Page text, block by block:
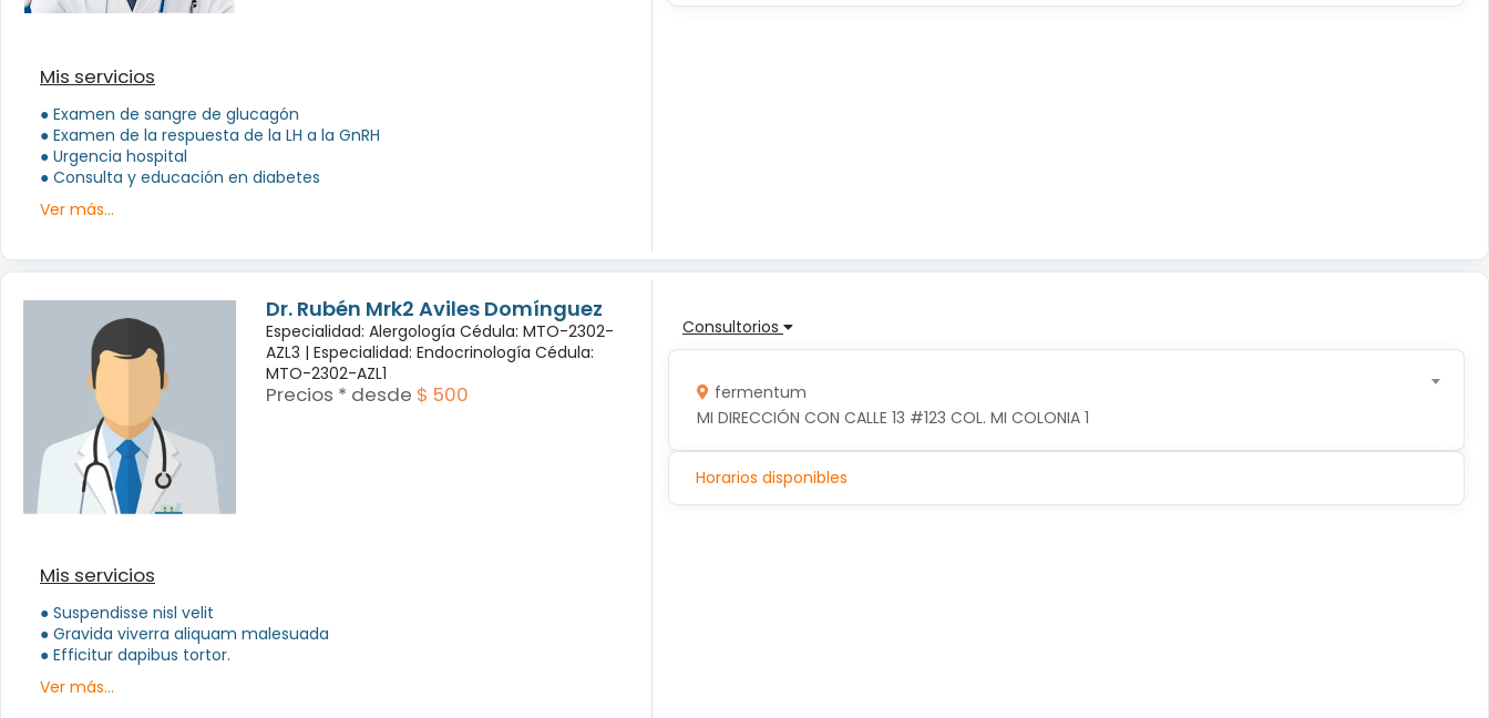
Mis servicios
● Examen de sangre de glucagón
● Examen de la respuesta de la LH a la GnRH
● Urgencia hospital
● Consulta y educación en diabetes
Ver más...
Dr. Rubén Mrk2 Aviles Domínguez
Especialidad: Alergología Cédula: MTO-2302-
AZL3 | Especialidad: Endocrinología Cédula:
MTO-2302-AZL1
Precios * desde $ 500
Mis servicios
● Suspendisse nisl velit
● Gravida viverra aliquam malesuada
● Efficitur dapibus tortor.
Ver más...
Consultorios
fermentum
MI DIRECCIÓN CON CALLE 13 #123 COL. MI COLONIA 1
Horarios disponibles